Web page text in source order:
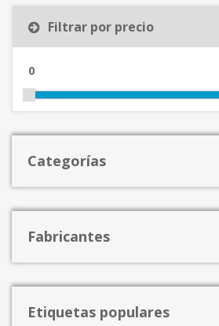
Filtrar por precio
0
Categorías
Fabricantes
Etiquetas populares